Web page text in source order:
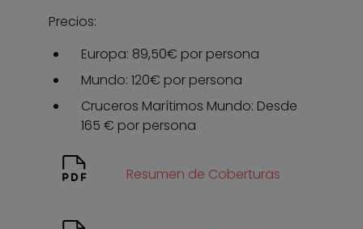
Precios:
Europa: 89,50€ por persona
Mundo: 120€ por persona
Cruceros Marítimos Mundo: Desde
165 € por persona
Resumen de Coberturas